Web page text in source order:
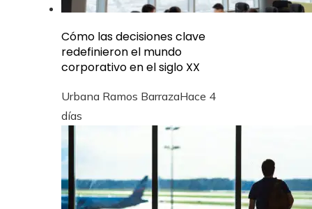
Cómo las decisiones clave
redefinieron el mundo
corporativo en el siglo XX
Urbana Ramos BarrazaHace 4
días